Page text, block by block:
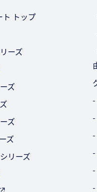
ト トップ
ーズ
ズ
ズ
ズ
リーズ